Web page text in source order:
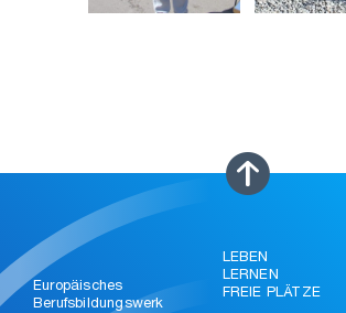
Europäisches
Berufsbildungswerk
LEBEN
LERNEN
FREIE PLÄTZE